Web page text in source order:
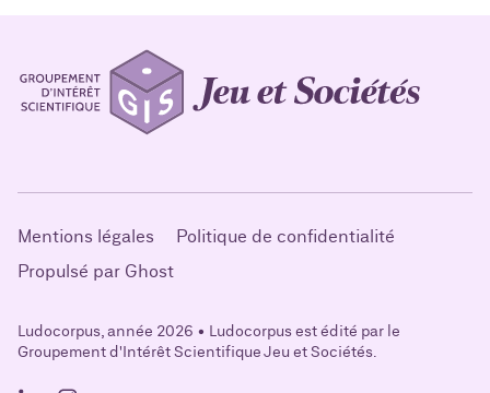
Mentions légales
Politique de confidentialité
Propulsé par Ghost
Ludocorpus, année 2026 • Ludocorpus est édité par le
Groupement d'Intérêt Scientifique Jeu et Sociétés.